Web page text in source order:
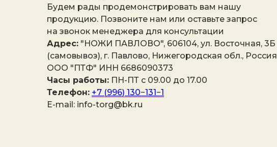
Будем рады продемонстрировать вам нашу
продукцию. Позвоните нам или оставьте запрос
на звонок менеджера для консультации
Адрес: "НОЖИ ПАВЛОВО", 606104, ул. Восточная, 3Б
(самовывоз), г. Павлово, Нижегородская обл., Россия
ООО "ПТФ" ИНН 6686090373
Часы работы: ПН-ПТ с 09.00 до 17.00
Телефон: +7 (996) 130−131−1
E-mail: info-torg@bk.ru